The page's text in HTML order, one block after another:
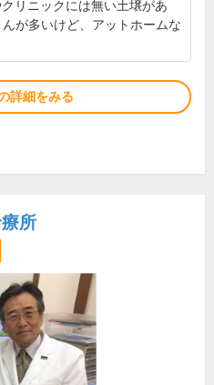
リニックには無い土壌があ
が多いけど、アットホームな
詳細をみる
所